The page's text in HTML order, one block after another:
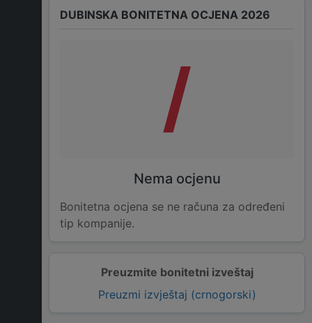
Preuzmite bonitetni izveštaj
Preuzmi izvještaj (crnogorski)
DUBINSKA BONITETNA OCJENA 2026
/
Nema ocjenu
Bonitetna ocjena se ne računa za određeni
tip kompanije.